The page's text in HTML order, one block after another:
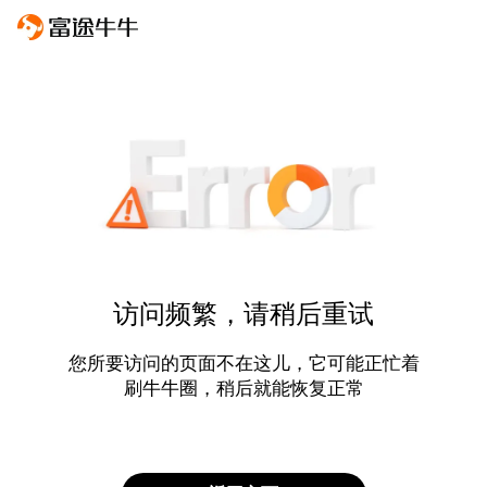
访问频繁，请稍后重试
您所要访问的页面不在这儿，它可能正忙着
刷牛牛圈，稍后就能恢复正常